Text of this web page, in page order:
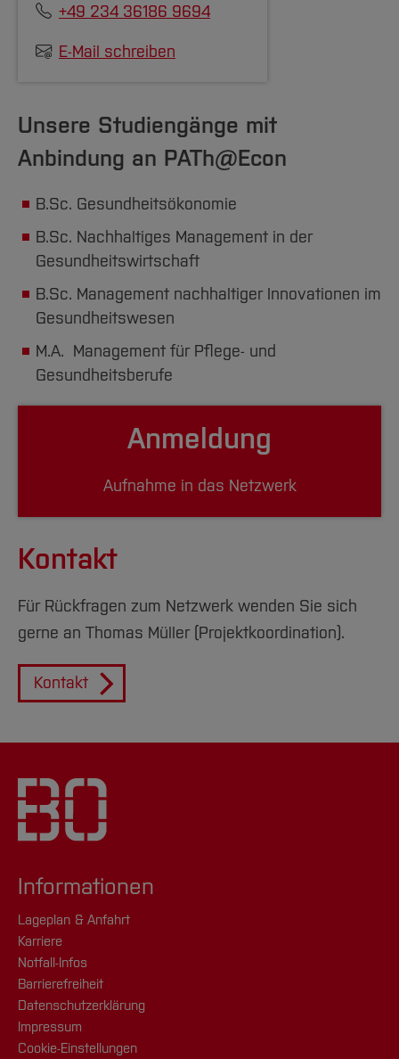
+49 234 36186 9694
E-Mail schreiben
Unsere Studiengänge mit
Anbindung an PATh@Econ
B.Sc. Gesundheitsökonomie
B.Sc. Nachhaltiges Management in der
Gesundheitswirtschaft
B.Sc. Management nachhaltiger Innovationen im
Gesundheitswesen
M.A. Management für Pflege- und
Gesundheitsberufe
Anmeldung
Aufnahme in das Netzwerk
Kontakt
Für Rückfragen zum Netzwerk wenden Sie sich
gerne an Thomas Müller (Projektkoordination).
Kontakt
Informationen
Lageplan & Anfahrt
Karriere
Notfall-Infos
Barrierefreiheit
Datenschutzerklärung
Impressum
Cookie-Einstellungen